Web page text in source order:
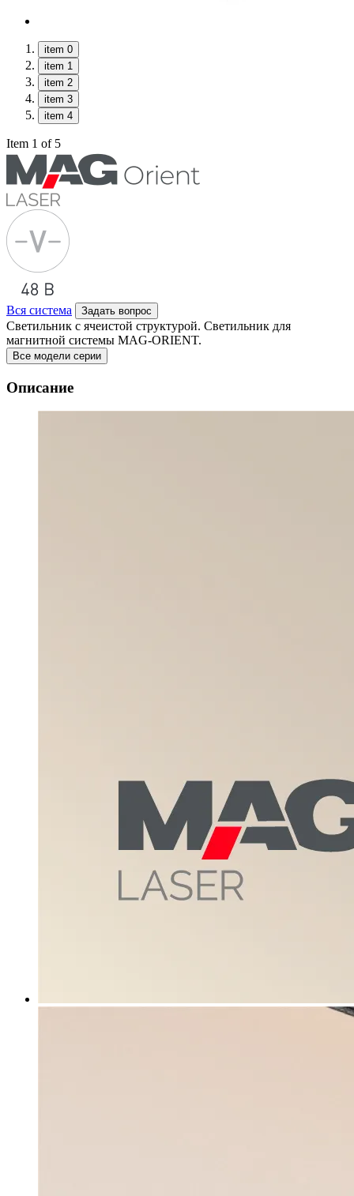
item 0
item 1
item 2
item 3
item 4
Item 1 of 5
Вся система Задать вопрос
Светильник с ячеистой структурой. Светильник для
магнитной системы MAG-ORIENT.
Все модели серии
Описание